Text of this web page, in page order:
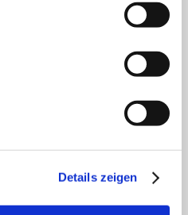
Details zeigen